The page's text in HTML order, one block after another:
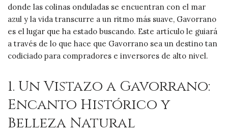
donde las colinas onduladas se encuentran con el mar
azul y la vida transcurre a un ritmo más suave, Gavorrano
es el lugar que ha estado buscando. Este artículo le guiará
a través de lo que hace que Gavorrano sea un destino tan
codiciado para compradores e inversores de alto nivel.
1. Un Vistazo a Gavorrano:
Encanto Histórico y
Belleza Natural